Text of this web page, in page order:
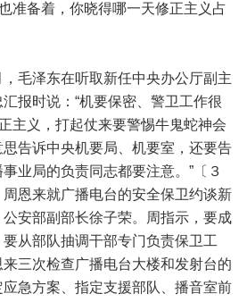
准备着，你晓得哪一天修正主义占
泽东在听取新任中央办公厅副主
报时说：“机要保密、警卫工作很
主义，打起仗来要警惕牛鬼蛇神会
告诉中央机要局、机要室，还要告
业局的负责同志都要注意。”〔３
周恩来就广播电台的安全保卫约谈新
安部副部长徐子荣。周指示，要成
从部队抽调干部专门负责保卫工
三次检查广播电台大楼和发射台的
急方案、指定支援部队、播音室前